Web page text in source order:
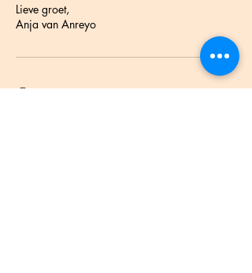
Lieve groet,
Anja van Anreyo
Contactgegevens